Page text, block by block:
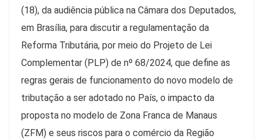
(18), da audiência pública na Câmara dos Deputados,
em Brasília, para discutir a regulamentação da
Reforma Tributária, por meio do Projeto de Lei
Complementar (PLP) de nº 68/2024, que define as
regras gerais de funcionamento do novo modelo de
tributação a ser adotado no País, o impacto da
proposta no modelo de Zona Franca de Manaus
(ZFM) e seus riscos para o comércio da Região